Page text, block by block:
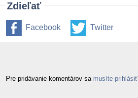
Zdieľať
Facebook Twitter
Pre pridávanie komentárov sa musíte prihlásiť